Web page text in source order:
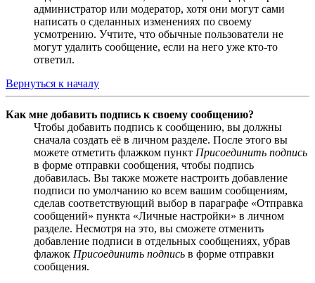
администратор или модератор, хотя они могут сами
написать о сделанных изменениях по своему
усмотрению. Учтите, что обычные пользователи не
могут удалить сообщение, если на него уже кто-то
ответил.
Вернуться к началу
Как мне добавить подпись к своему сообщению?
Чтобы добавить подпись к сообщению, вы должны
сначала создать её в личном разделе. После этого вы
можете отметить флажком пункт Присоединить подпись
в форме отправки сообщения, чтобы подпись
добавилась. Вы также можете настроить добавление
подписи по умолчанию ко всем вашим сообщениям,
сделав соответствующий выбор в параграфе «Отправка
сообщений» пункта «Личные настройки» в личном
разделе. Несмотря на это, вы сможете отменить
добавление подписи в отдельных сообщениях, убрав
флажок Присоединить подпись в форме отправки
сообщения.